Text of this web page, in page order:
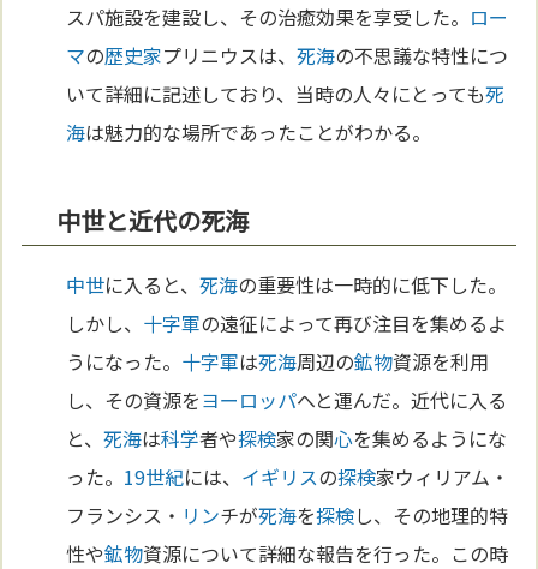
スパ施設を建設し、その治癒効果を享受した。 ロー
マの歴史家プリニウスは、死海の不思議な特性につ
いて詳細に記述しており、当時の人々にとっても死
海は魅力的な場所であったことがわかる。
中世と近代の死海
中世に入ると、死海の重要性は一時的に低下した。
しかし、 十字軍の遠征によって再び注目を集めるよ
うになった。 十字軍は死海周辺の鉱物資源を利用
し、その資源をヨーロッパへと運んだ。近代に入る
と、死海は科学者や探検家の関心を集めるようにな
った。 19世紀には、 イギリスの探検家ウィリアム・
フランシス・ リンチが死海を探検し、その地理的特
性や鉱物資源について詳細な報告を行った。この時